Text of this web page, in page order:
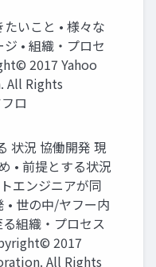
いこと • 様々な
• 組織・プロセ
2017 Yahoo
All Rights
ロ
状況 協働開発 現
• 前提とする状況
エンジニアが同
• 世の中/ヤフー内
組織・プロセス
2017
All Rights